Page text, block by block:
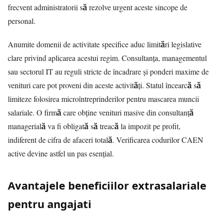
frecvent administratorii să rezolve urgent aceste sincope de
personal.
Anumite domenii de activitate specifice aduc limitări legislative
clare privind aplicarea acestui regim. Consultanța, managementul
sau sectorul IT au reguli stricte de încadrare și ponderi maxime de
venituri care pot proveni din aceste activități. Statul încearcă să
limiteze folosirea microîntreprinderilor pentru mascarea muncii
salariale. O firmă care obține venituri masive din consultanță
managerială va fi obligată să treacă la impozit pe profit,
indiferent de cifra de afaceri totală. Verificarea codurilor CAEN
active devine astfel un pas esențial.
Avantajele beneficiilor extrasalariale
pentru angajati